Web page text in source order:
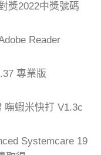
獎2022中獎號碼
Reader
專業版
嘸蝦米快打 V1.3c
Systemcare 19